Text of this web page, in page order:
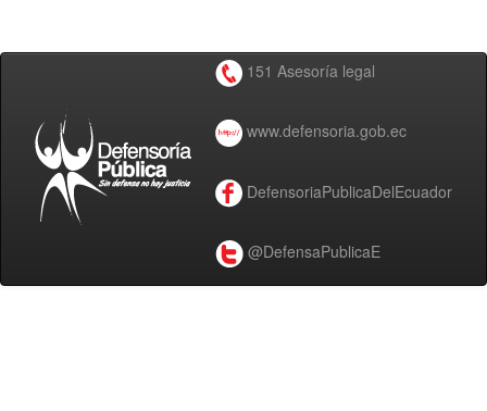
151 Asesoría legal
www.defensoria.gob.ec
DefensoriaPublicaDelEcuador
@DefensaPublicaE